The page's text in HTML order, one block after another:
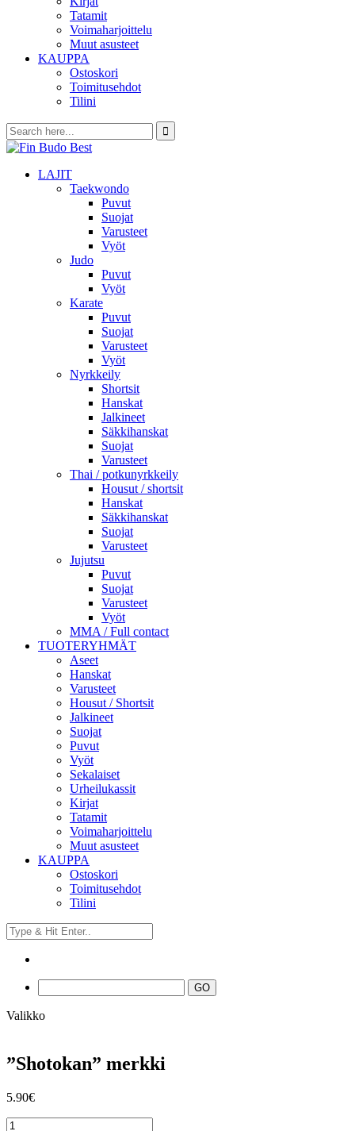
Tatamit
Voimaharjoittelu
Muut asusteet
KAUPPA
Ostoskori
Toimitusehdot
Tilini
LAJIT
Taekwondo
Puvut
Suojat
Varusteet
Vyöt
Judo
Puvut
Vyöt
Karate
Puvut
Suojat
Varusteet
Vyöt
Nyrkkeily
Shortsit
Hanskat
Jalkineet
Säkkihanskat
Suojat
Varusteet
Thai / potkunyrkkeily
Housut / shortsit
Hanskat
Säkkihanskat
Suojat
Varusteet
Jujutsu
Puvut
Suojat
Varusteet
Vyöt
MMA / Full contact
TUOTERYHMÄT
Aseet
Hanskat
Varusteet
Housut / Shortsit
Jalkineet
Suojat
Puvut
Vyöt
Sekalaiset
Urheilukassit
Kirjat
Tatamit
Voimaharjoittelu
Muut asusteet
KAUPPA
Ostoskori
Toimitusehdot
Tilini
Valikko
”Shotokan” merkki
5.90€
"Shotokan"